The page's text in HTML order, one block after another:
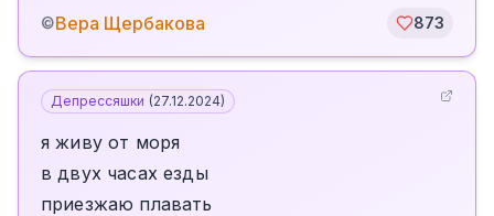
©Вера Щербакова 873
Депрессяшки (27.12.2024)
я живу от моря
в двух часах езды
приезжаю плавать